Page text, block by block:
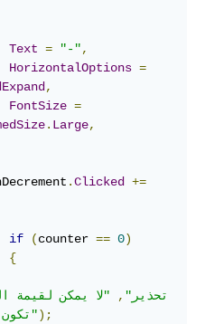
Text = "-",
HorizontalOptions =
,
FontSize =
. Large,
.Clicked
+=
if (counter == 0)
{
"تحذير" ,
"موافق");